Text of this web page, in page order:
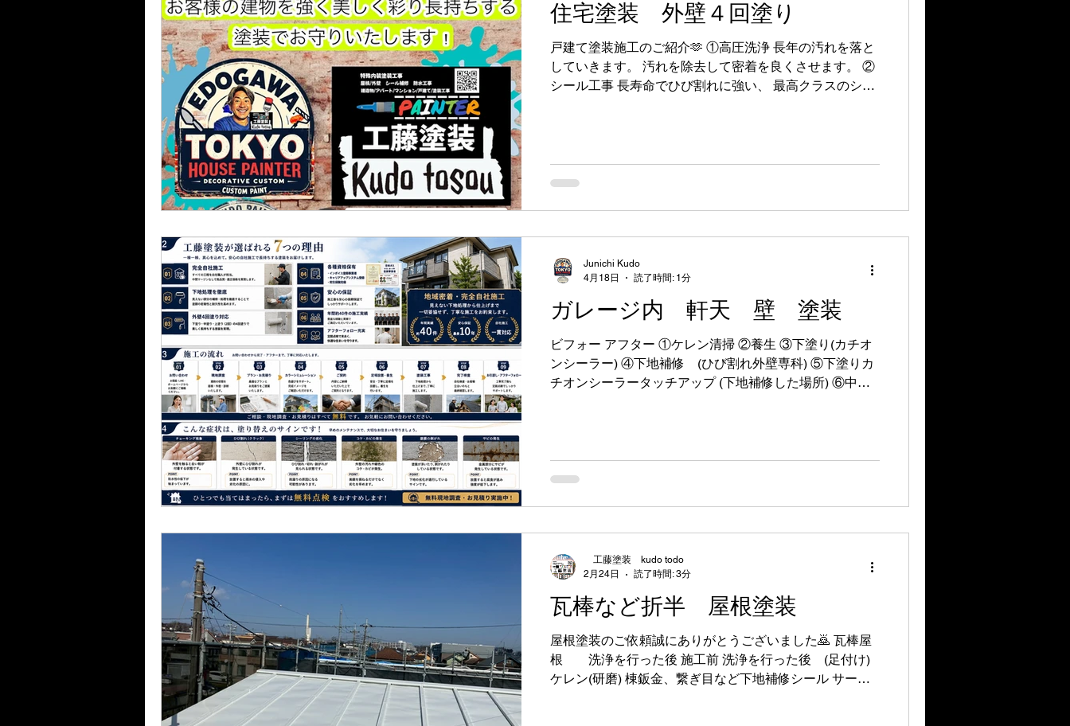
住宅塗装 外壁４回塗り
戸建て塗装施工のご紹介🫶 ①高圧洗浄 長年の汚れを落と
していきます。 汚れを除去して密着を良くさせます。 ②
シール工事 長寿命でひび割れに強い、 最高クラスのシー
シーリング革命。 「外壁の弱点を、最強素材で補強。」
オートンイクシードは、長期間ひび割れにくい高耐久シ
や外壁の傷みに直結するため、耐久性の高い材料選びが
重要です。 工藤塗装では、長持ちする施工で住まいを守
ります。長寿命でひび割れに強い、最高クラスのシーリ
ング材 オートンイクシード https://autochem.co.jp/site/wp-
content/uploads/2023/04/0241dcd09e79c55a3498096ad1
695f94.pdf ②外壁塗装 ALCにはプレミアムフィラー2回
(パーフェクトシーラー
ガレージ内 軒天 壁 塗装
ビフォー アフター ①ケレン清掃 ②養生 ③下塗り(カチオ
ンシーラー) ④下地補修 (ひび割れ外壁専科) ⑤下塗りカ
チオンシーラータッチアップ (下地補修した場所) ⑥中塗
お問い合わせ大歓迎です！ #お風呂場塗装 他と違い時に
環境のリスクもありますがご了承の上でお風呂場天井塗
ないでいただく事になります。 ビフォー アフター 下地処
理後 ①シーラー(カチオンシーラー) ②中塗り上塗り(バ
イオ10)の仕様 https://www.sk-
kaken.co.jp/product/overcoat-materials/biotight10/
Junichi Kudo
4月18日
読了時間: 1分
瓦棒など折半 屋根塗装
屋根塗装のご依頼誠にありがとうございました🙇 瓦棒屋
根 洗浄を行った後 施工前 洗浄を行った後 (足付け)
ケレン(研磨) 棟鈑金、繋ぎ目など下地補修シール サーモ
工藤塗装 kudo todo
2月24日
読了時間: 3分